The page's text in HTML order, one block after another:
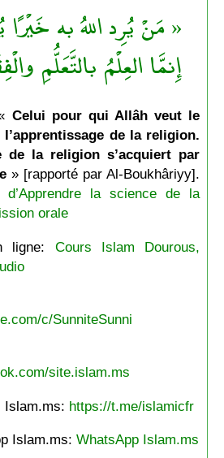
« مَنْ يُرِد اللهُ به
إِنمَّا العِلْمُ بالتَّعَلُّمِ
Celui pour qui Allâh veut le
de la religion.
de la religion s’acquiert par
» [rapporté par Al-Boukhâriyy].
d’Apprendre la science de la
orale
ligne: Cours Islam Dourous,
c/SunniteSunni
site.islam.ms
Islam.ms: https://t.me/islamicfr
Islam.ms: WhatsApp Islam.ms